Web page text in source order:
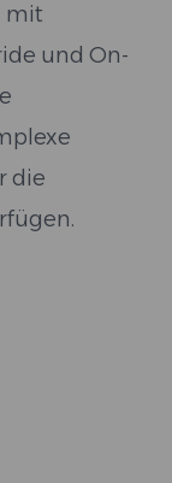
mit
und On-
die